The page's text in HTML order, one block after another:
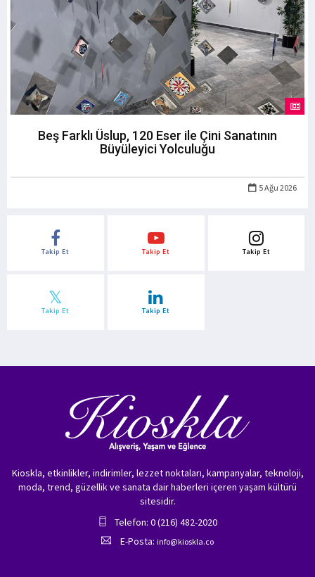
Beş Farklı Üslup, 120 Eser ile Çini Sanatının
Büyüleyici Yolculuğu
5 Ağu 2026
Takip Et Takip Et Takip Et
Takip Et Takip Et
Kioskla, etkinlikler, indirimler, lezzet noktaları, kampanyalar, teknoloji,
moda, trend, güzellik ve sanata dair haberleri içeren yaşam kültürü
sitesidir.
Telefon: 0 (216) 482-2020
E-Posta: info@kioskla.co